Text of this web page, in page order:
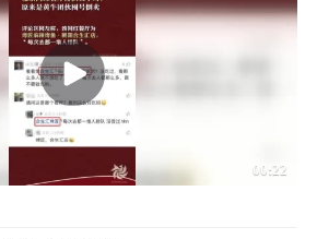
00:22